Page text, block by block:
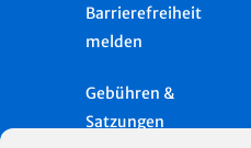
Barrierefreiheit
melden
Gebühren &
Satzungen